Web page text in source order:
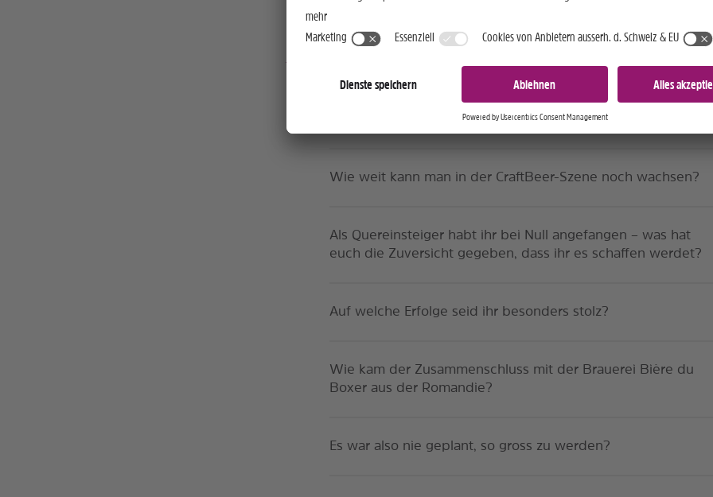
Philip Bucher
Seht ihr euch noch als Start-up?
Wie weit kann man in der CraftBeer-Szene noch wachsen?
Als Quereinsteiger habt ihr bei Null angefangen – was hat
euch die Zuversicht gegeben, dass ihr es schaffen werdet?
Auf welche Erfolge seid ihr besonders stolz?
Wie kam der Zusammenschluss mit der Brauerei Bière du
Boxer aus der Romandie?
Es war also nie geplant, so gross zu werden?